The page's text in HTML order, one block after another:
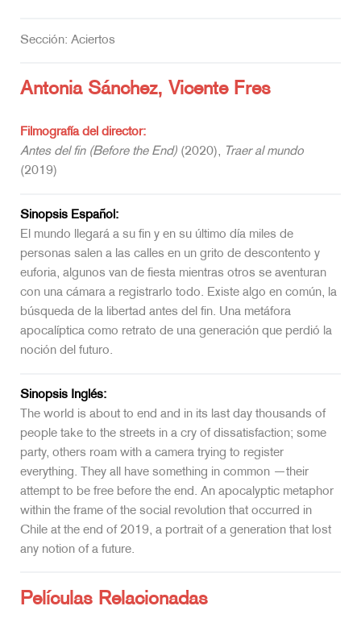
Sección: Aciertos
Antonia Sánchez, Vicente Fres
Filmografía del director:
Antes del fin (Before the End) (2020), Traer al mundo
(2019)
Sinopsis Español:
El mundo llegará a su fin y en su último día miles de
personas salen a las calles en un grito de descontento y
euforia, algunos van de fiesta mientras otros se aventuran
con una cámara a registrarlo todo. Existe algo en común, la
búsqueda de la libertad antes del fin. Una metáfora
apocalíptica como retrato de una generación que perdió la
noción del futuro.
Sinopsis Inglés:
The world is about to end and in its last day thousands of
people take to the streets in a cry of dissatisfaction; some
party, others roam with a camera trying to register
everything. They all have something in common —their
attempt to be free before the end. An apocalyptic metaphor
within the frame of the social revolution that occurred in
Chile at the end of 2019, a portrait of a generation that lost
any notion of a future.
Películas Relacionadas